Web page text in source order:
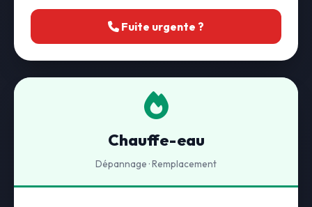
Fuite urgente ?
Chauffe-eau
Dépannage · Remplacement